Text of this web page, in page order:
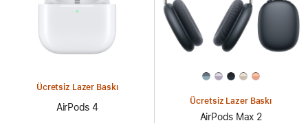
Ücretsiz Lazer Baskı
AirPods 4
Ücretsiz Lazer Baskı
AirPods Max 2